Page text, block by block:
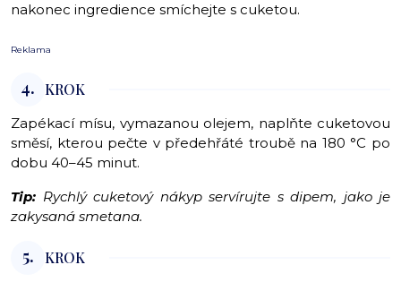
nakonec ingredience smíchejte s cuketou.
Reklama
4. KROK
Zapékací mísu, vymazanou olejem, naplňte cuketovou
směsí, kterou pečte v předehřáté troubě na 180 °C po
dobu 40–45 minut.
Tip: Rychlý cuketový nákyp servírujte s dipem, jako je
zakysaná smetana.
5. KROK